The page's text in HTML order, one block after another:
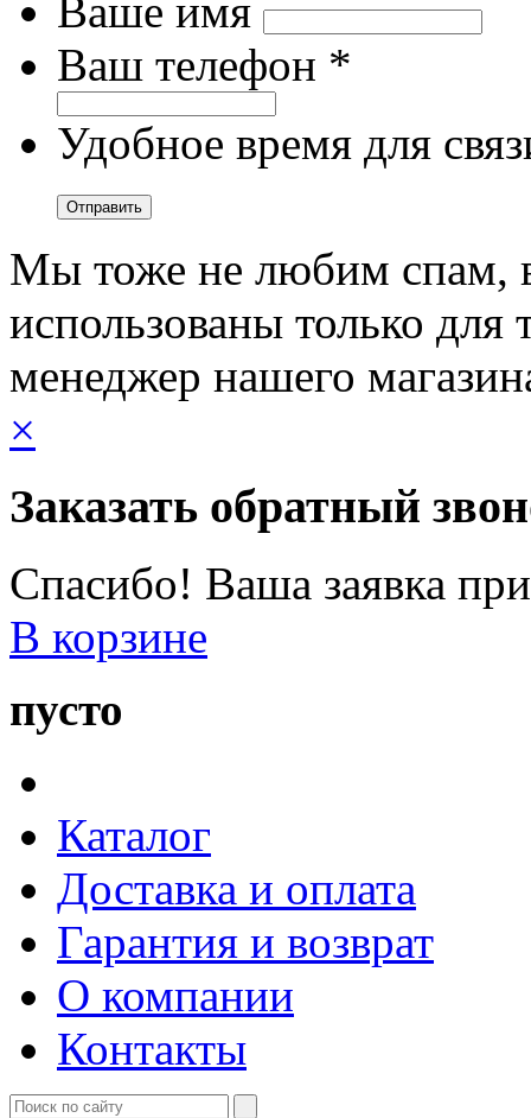
Ваше имя
Ваш телефон *
Удобное время для
Мы тоже не любим спам,
использованы только для
менеджер нашего
×
Заказать обратный
Спасибо! Ваша заявка
В корзине
пусто
Каталог
Доставка и оплата
Гарантия и возврат
О компании
Контакты